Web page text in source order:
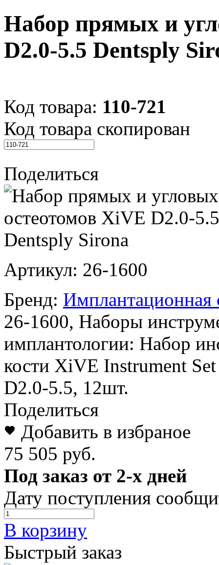
Набор прямых и
D2.0-5.5 Dentsply
Код товара: 110-721
Код товара скопирован
Поделиться
Артикул: 26-1600
Бренд: Имплантационная
26-1600, Наборы
имплантологии: Набор
кости XiVE Instrument
D2.0-5.5, 12шт.
Поделиться
Добавить в избраное
75 505 руб.
Под заказ от 2-х дней
Дату поступления
В корзину
Быстрый заказ